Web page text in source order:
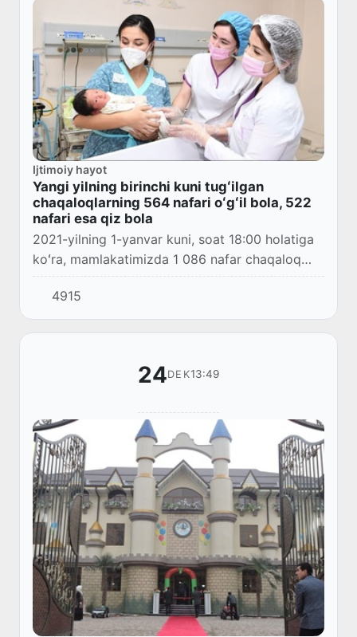
Ijtimoiy hayot
Yangi yilning birinchi kuni tugʻilgan
chaqaloqlarning 564 nafari oʻgʻil bola, 522
nafari esa qiz bola
2021-yilning 1-yanvar kuni, soat 18:00 holatiga
koʻra, mamlakatimizda 1 086 nafar chaqaloq
dunyoga keldi.
4915
24DEK13:49